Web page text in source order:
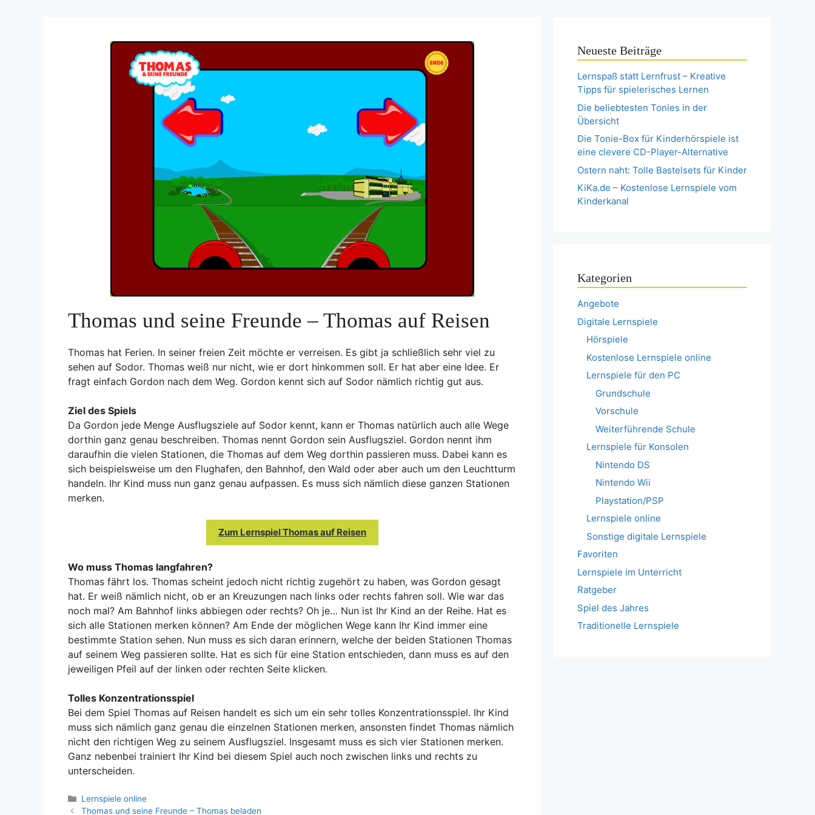
Thomas und seine Freunde – Thomas auf Reisen
Thomas hat Ferien. In seiner freien Zeit möchte er verreisen. Es gibt ja schließlich sehr viel zu
sehen auf Sodor. Thomas weiß nur nicht, wie er dort hinkommen soll. Er hat aber eine Idee. Er
fragt einfach Gordon nach dem Weg. Gordon kennt sich auf Sodor nämlich richtig gut aus.
Ziel des Spiels
Da Gordon jede Menge Ausflugsziele auf Sodor kennt, kann er Thomas natürlich auch alle Wege
dorthin ganz genau beschreiben. Thomas nennt Gordon sein Ausflugsziel. Gordon nennt ihm
daraufhin die vielen Stationen, die Thomas auf dem Weg dorthin passieren muss. Dabei kann es
sich beispielsweise um den Flughafen, den Bahnhof, den Wald oder aber auch um den Leuchtturm
handeln. Ihr Kind muss nun ganz genau aufpassen. Es muss sich nämlich diese ganzen Stationen
merken.
Zum Lernspiel Thomas auf Reisen
Wo muss Thomas langfahren?
Thomas fährt los. Thomas scheint jedoch nicht richtig zugehört zu haben, was Gordon gesagt
hat. Er weiß nämlich nicht, ob er an Kreuzungen nach links oder rechts fahren soll. Wie war das
noch mal? Am Bahnhof links abbiegen oder rechts? Oh je… Nun ist Ihr Kind an der Reihe. Hat es
sich alle Stationen merken können? Am Ende der möglichen Wege kann Ihr Kind immer eine
bestimmte Station sehen. Nun muss es sich daran erinnern, welche der beiden Stationen Thomas
auf seinem Weg passieren sollte. Hat es sich für eine Station entschieden, dann muss es auf den
jeweiligen Pfeil auf der linken oder rechten Seite klicken.
Tolles Konzentrationsspiel
Bei dem Spiel Thomas auf Reisen handelt es sich um ein sehr tolles Konzentrationsspiel. Ihr Kind
muss sich nämlich ganz genau die einzelnen Stationen merken, ansonsten findet Thomas nämlich
nicht den richtigen Weg zu seinem Ausflugsziel. Insgesamt muss es sich vier Stationen merken.
Ganz nebenbei trainiert Ihr Kind bei diesem Spiel auch noch zwischen links und rechts zu
unterscheiden.
Kategorien
Lernspiele online
Thomas und seine Freunde – Thomas beladen
Neueste Beiträge
Lernspaß statt Lernfrust – Kreative
Tipps für spielerisches Lernen
Die beliebtesten Tonies in der
Übersicht
Die Tonie-Box für Kinderhörspiele ist
eine clevere CD-Player-Alternative
Ostern naht: Tolle Bastelsets für Kinder
KiKa.de – Kostenlose Lernspiele vom
Kinderkanal
Kategorien
Angebote
Digitale Lernspiele
Hörspiele
Kostenlose Lernspiele online
Lernspiele für den PC
Grundschule
Vorschule
Weiterführende Schule
Lernspiele für Konsolen
Nintendo DS
Nintendo Wii
Playstation/PSP
Lernspiele online
Sonstige digitale Lernspiele
Favoriten
Lernspiele im Unterricht
Ratgeber
Spiel des Jahres
Traditionelle Lernspiele